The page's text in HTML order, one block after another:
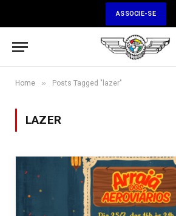
ASSOCIE-SE
Home » Posts Tagged "lazer"
LAZER